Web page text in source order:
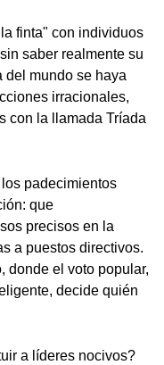
finta" con individuos
saber realmente su
del mundo se haya
irracionales,
con la llamada Tríada
padecimientos
que
precisos en la
a puestos directivos.
donde el voto popular,
decide quién
a líderes nocivos?